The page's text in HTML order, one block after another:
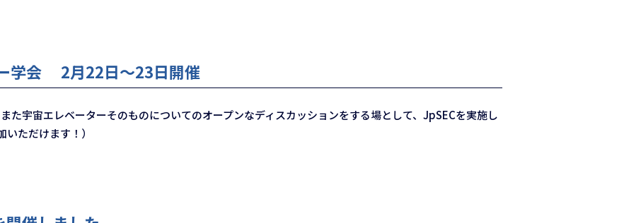
学会 2月22日～23日開催
宇宙エレベーターそのものについてのオープンなディスカッションをする場として、JpSECを実施し
ただけます！）